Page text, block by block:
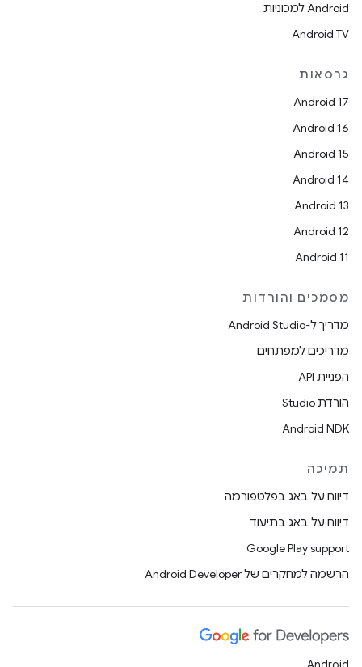
Android למכוניות
Android TV
גרסאות
Android 17
Android 16
Android 15
Android 14
Android 13
Android 12
Android 11
מסמכים והורדות
מדריך ל-Android Studio
מדריכים למפתחים
הפניית API
הורדת Studio
Android NDK
תמיכה
דיווח על באג בפלטפורמה
דיווח על באג בתיעוד
Google Play support
הרשמה למחקרים של Android Developer